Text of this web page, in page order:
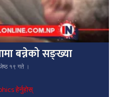
बन्नेको सङ्ख्या
१९ गते ।
हेर्नुहोस्